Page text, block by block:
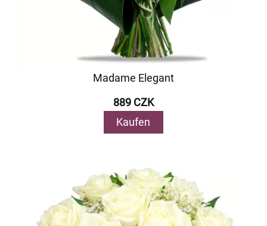
Madame Elegant
889 CZK
Kaufen